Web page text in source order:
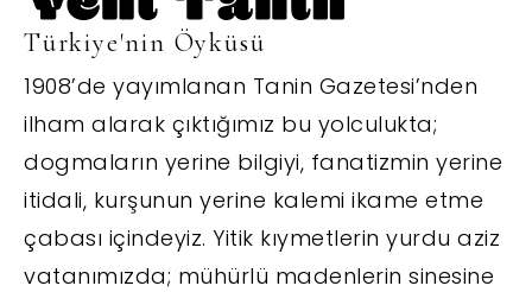
Türkiye'nin Öyküsü
1908’de yayımlanan Tanin Gazetesi’nden
ilham alarak çıktığımız bu yolculukta;
dogmaların yerine bilgiyi, fanatizmin yerine
itidali, kurşunun yerine kalemi ikame etme
çabası içindeyiz. Yitik kıymetlerin yurdu aziz
vatanımızda; mühürlü madenlerin sinesine